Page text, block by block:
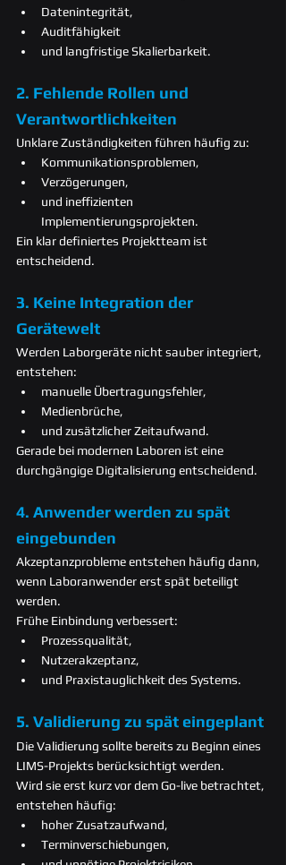
Datenintegrität,
Auditfähigkeit
und langfristige Skalierbarkeit.
2. Fehlende Rollen und
Verantwortlichkeiten
Unklare Zuständigkeiten führen häufig zu:
Kommunikationsproblemen,
Verzögerungen,
und ineffizienten
Implementierungsprojekten.
Ein klar definiertes Projektteam ist
entscheidend.
3. Keine Integration der
Gerätewelt
Werden Laborgeräte nicht sauber integriert,
entstehen:
manuelle Übertragungsfehler,
Medienbrüche,
und zusätzlicher Zeitaufwand.
Gerade bei modernen Laboren ist eine
durchgängige Digitalisierung entscheidend.
4. Anwender werden zu spät
eingebunden
Akzeptanzprobleme entstehen häufig dann,
wenn Laboranwender erst spät beteiligt
werden.
Frühe Einbindung verbessert:
Prozessqualität,
Nutzerakzeptanz,
und Praxistauglichkeit des Systems.
5. Validierung zu spät eingeplant
Die Validierung sollte bereits zu Beginn eines
LIMS-Projekts berücksichtigt werden.
Wird sie erst kurz vor dem Go-live betrachtet,
entstehen häufig:
hoher Zusatzaufwand,
Terminverschiebungen,